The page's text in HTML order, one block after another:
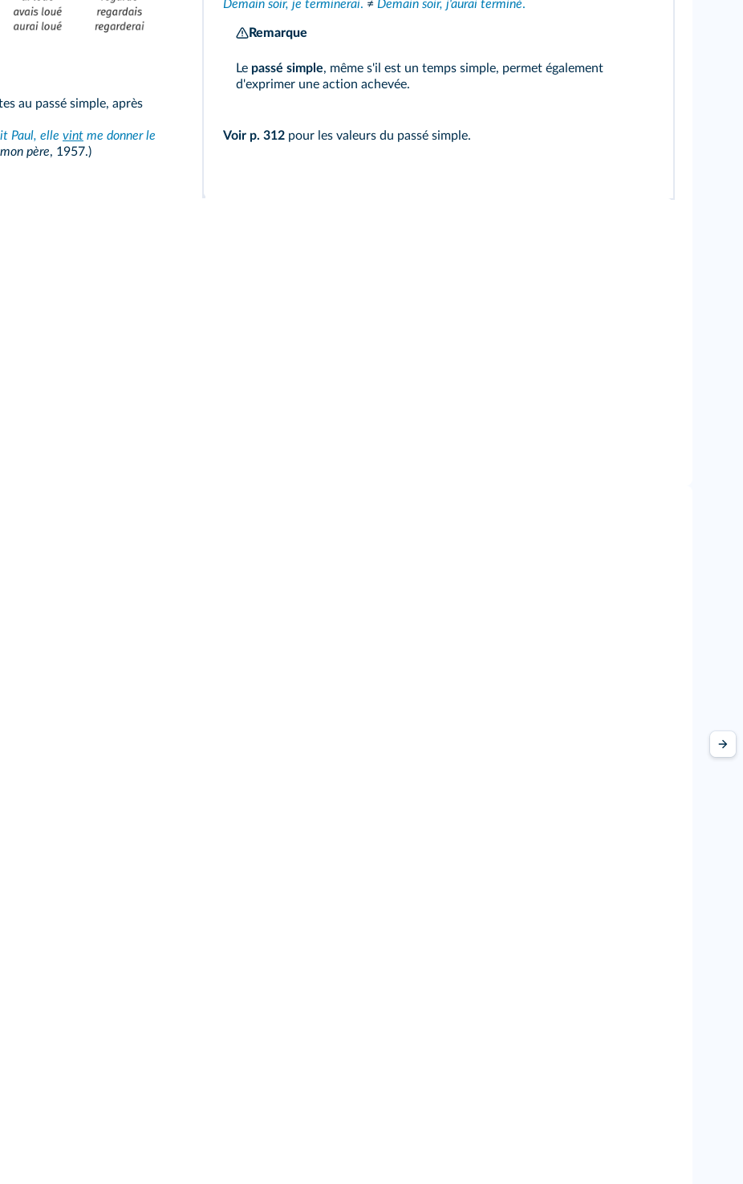
au passé simple, après
Paul, elle vint me donner le
père, 1957.)
Demain soir, je terminerai. ≠ Demain soir, j'aurai terminé.
Remarque
Le passé simple, même s'il est un temps simple, permet également
d'exprimer une action achevée.
Voir p. 312 pour les valeurs du passé simple.